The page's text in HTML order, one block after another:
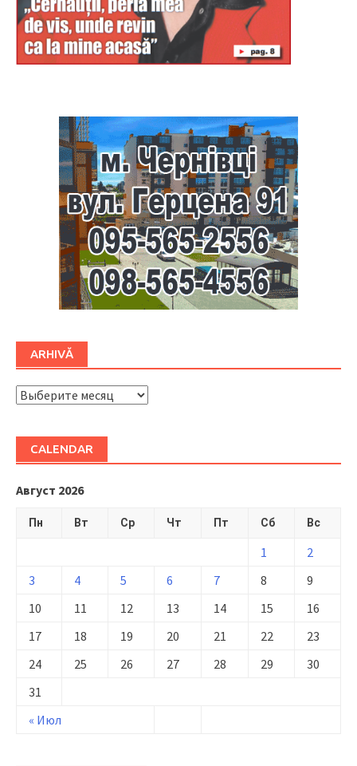
ARHIVĂ
ARHIVĂ
CALENDAR
Август 2026
Пн Вт Ср Чт Пт Сб Вс
« Июл
1
2
3
4 5 6 7 8
9
10
11 12 13 14 15
16
17
18 19 20 21 22
23
24
25 26 27 28 29
30
31